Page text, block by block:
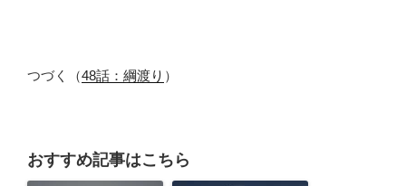
つづく（48話：綱渡り ）
おすすめ記事はこちら